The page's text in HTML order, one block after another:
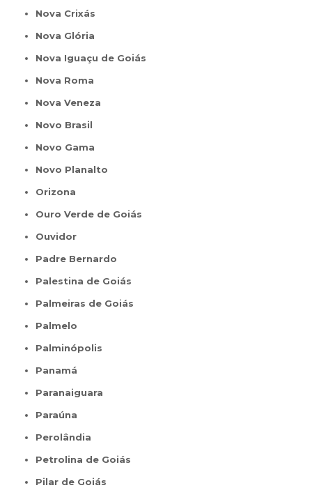
Nova Crixás
Nova Glória
Nova Iguaçu de Goiás
Nova Roma
Nova Veneza
Novo Brasil
Novo Gama
Novo Planalto
Orizona
Ouro Verde de Goiás
Ouvidor
Padre Bernardo
Palestina de Goiás
Palmeiras de Goiás
Palmelo
Palminópolis
Panamá
Paranaiguara
Paraúna
Perolândia
Petrolina de Goiás
Pilar de Goiás